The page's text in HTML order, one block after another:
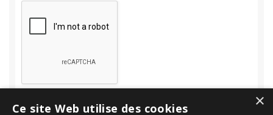
×
Ce site Web utilise des cookies